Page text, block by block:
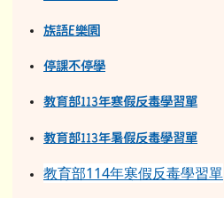
族語E樂園
停課不停學
教育部113年寒假反毒學習單
教育部113年暑假反毒學習單
教育部114年寒假反毒學習單